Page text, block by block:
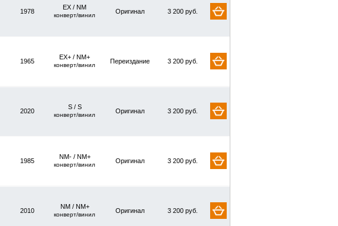
1978
EX / NM
конверт/винил
Оригинал 3 200 руб.
1965
EX+ / NM+
конверт/винил
Переиздание 3 200 руб.
2020
S / S
конверт/винил
Оригинал 3 200 руб.
1985
NM- / NM+
конверт/винил
Оригинал 3 200 руб.
2010
NM / NM+
конверт/винил
Оригинал 3 200 руб.